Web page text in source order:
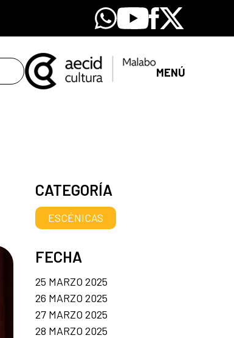
Whatsapp
YoutubeFacebook
X
MENÚ
CATEGORÍA
ESCÉNICAS
FECHA
25 MARZO 2025
26 MARZO 2025
27 MARZO 2025
28 MARZO 2025